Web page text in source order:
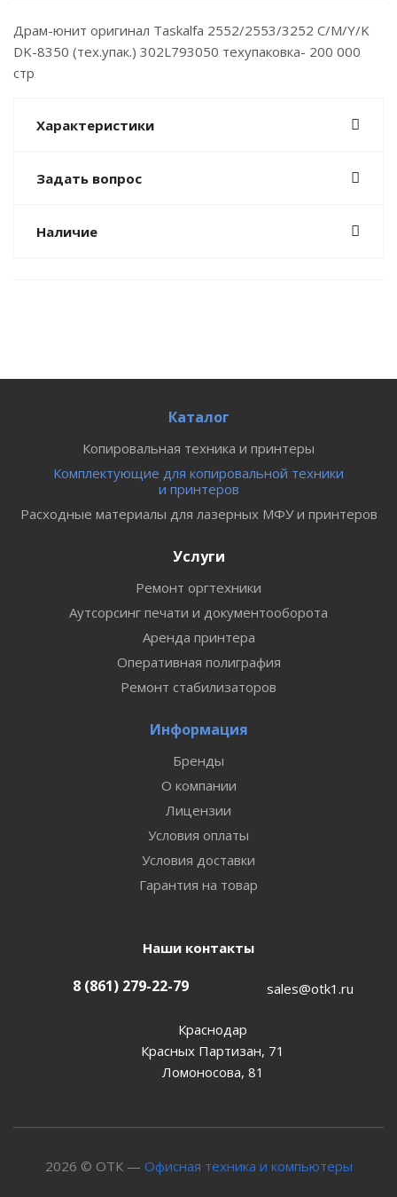
Драм-юнит оригинал Taskalfa 2552/2553/3252 C/M/Y/K
DK-8350 (тех.упак.) 302L793050 техупаковка- 200 000
стр
Характеристики
Задать вопрос
Наличие
Каталог
Копировальная техника и принтеры
Комплектующие для копировальной техники
и принтеров
Расходные материалы для лазерных МФУ и принтеров
Услуги
Ремонт оргтехники
Аутсорсинг печати и документооборота
Аренда принтера
Оперативная полиграфия
Ремонт стабилизаторов
Информация
Бренды
О компании
Лицензии
Условия оплаты
Условия доставки
Гарантия на товар
Наши контакты
8 (861) 279-22-79 sales@otk1.ru
Краснодар
Красных Партизан, 71
Ломоносова, 81
2026 © ОТК — Офисная техника и компьютеры